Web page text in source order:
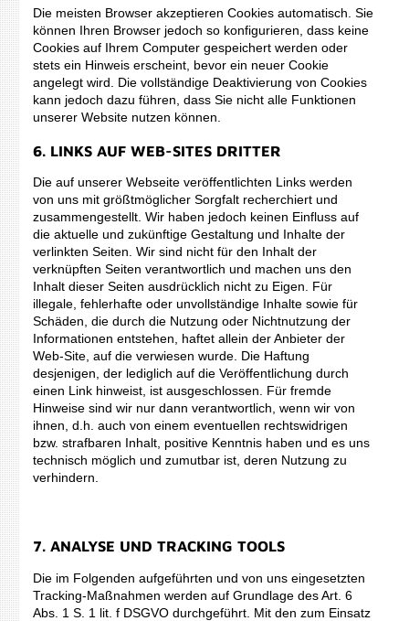
Die meisten Browser akzeptieren Cookies automatisch. Sie
können Ihren Browser jedoch so konfigurieren, dass keine
Cookies auf Ihrem Computer gespeichert werden oder
stets ein Hinweis erscheint, bevor ein neuer Cookie
angelegt wird. Die vollständige Deaktivierung von Cookies
kann jedoch dazu führen, dass Sie nicht alle Funktionen
unserer Website nutzen können.
6. LINKS AUF WEB-SITES DRITTER
Die auf unserer Webseite veröffentlichten Links werden
von uns mit größtmöglicher Sorgfalt recherchiert und
zusammengestellt. Wir haben jedoch keinen Einfluss auf
die aktuelle und zukünftige Gestaltung und Inhalte der
verlinkten Seiten. Wir sind nicht für den Inhalt der
verknüpften Seiten verantwortlich und machen uns den
Inhalt dieser Seiten ausdrücklich nicht zu Eigen. Für
illegale, fehlerhafte oder unvollständige Inhalte sowie für
Schäden, die durch die Nutzung oder Nichtnutzung der
Informationen entstehen, haftet allein der Anbieter der
Web-Site, auf die verwiesen wurde. Die Haftung
desjenigen, der lediglich auf die Veröffentlichung durch
einen Link hinweist, ist ausgeschlossen. Für fremde
Hinweise sind wir nur dann verantwortlich, wenn wir von
ihnen, d.h. auch von einem eventuellen rechtswidrigen
bzw. strafbaren Inhalt, positive Kenntnis haben und es uns
technisch möglich und zumutbar ist, deren Nutzung zu
verhindern.
7. ANALYSE UND TRACKING TOOLS
Die im Folgenden aufgeführten und von uns eingesetzten
Tracking-Maßnahmen werden auf Grundlage des Art. 6
Abs. 1 S. 1 lit. f DSGVO durchgeführt. Mit den zum Einsatz